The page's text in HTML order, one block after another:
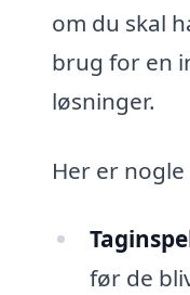
om du skal
brug for en
løsninger.
Her er
før de